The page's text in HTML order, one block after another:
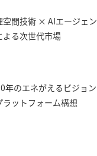
空間技術 × AIエージェン
よる次世代市場
年のエネがえるビジョン
ラットフォーム構想